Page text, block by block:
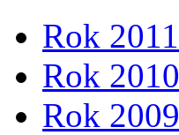
Rok 2011
Rok 2010
Rok 2009